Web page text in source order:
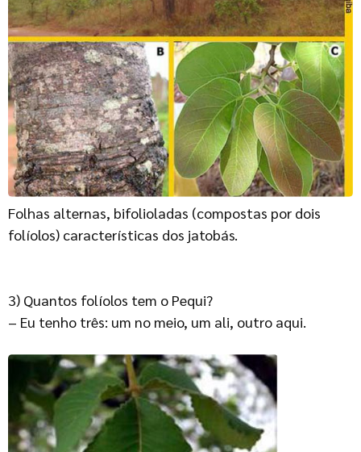
Folhas alternas, bifolioladas (compostas por dois
folíolos) características dos jatobás.
3) Quantos folíolos tem o Pequi?
– Eu tenho três: um no meio, um ali, outro aqui.